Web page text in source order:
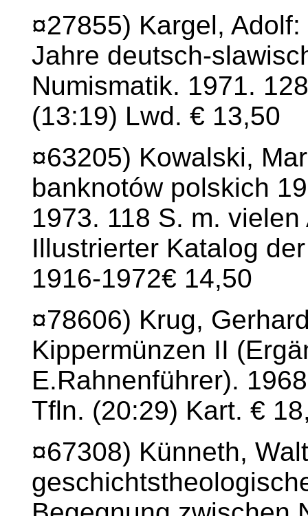
¤27855) Kargel,
Jahre deutsch-
Numismatik. 1971.
(13:19) Lwd. € 13,50
¤63205) Kowalski,
banknotów polskich
1973. 118 S. m.
Illustrierter Katalog
1916-1972€ 14,50
¤78606) Krug,
Kippermünzen II
E.Rahnenführer).
Tfln. (20:29) Kart. €
¤67308) Künneth,